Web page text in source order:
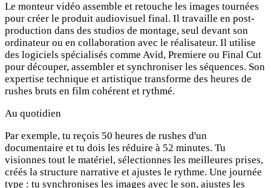
Le monteur vidéo assemble et retouche les images tournées
pour créer le produit audiovisuel final. Il travaille en post-
production dans des studios de montage, seul devant son
ordinateur ou en collaboration avec le réalisateur. Il utilise
des logiciels spécialisés comme Avid, Premiere ou Final Cut
pour découper, assembler et synchroniser les séquences. Son
expertise technique et artistique transforme des heures de
rushes bruts en film cohérent et rythmé.
Au quotidien
Par exemple, tu reçois 50 heures de rushes d'un
documentaire et tu dois les réduire à 52 minutes. Tu
visionnes tout le matériel, sélectionnes les meilleures prises,
créés la structure narrative et ajustes le rythme. Une journée
type : tu synchronises les images avec le son, ajustes les